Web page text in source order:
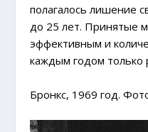
полагалось лишение
до 25 лет. Принятые
эффективным и
каждым годом только
Бронкс, 1969 год.